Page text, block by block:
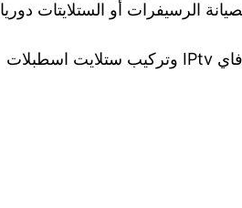
الرسيفرات أو الستلايتات دوريا
فني ستلايت اسطبلات الجهراء لصيانة رسيفر انترنت واي فاي IPtv وتركيب ستلايت اسطبلات